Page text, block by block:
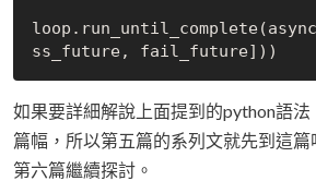
如果要詳細解說上面提到的python語
篇幅，所以第五篇的系列文就先到這
第六篇繼續探討。